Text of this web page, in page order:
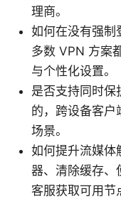
理商。
如何在没有强制
多数 VPN 方案
与个性化设置。
是否支持同时保
的，跨设备客户
场景。
如何提升流媒体
器、清除缓存、
客服获取可用节